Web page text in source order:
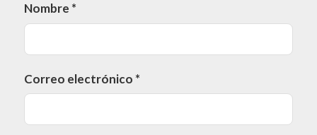
Nombre *
Correo electrónico *